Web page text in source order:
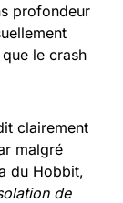
profondeur
le crash
clairement
malgré
du Hobbit,
de